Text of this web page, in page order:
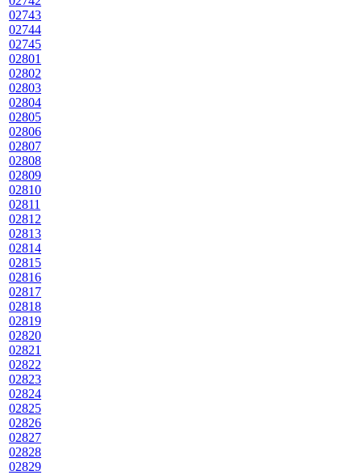
02743
02744
02745
02801
02802
02803
02804
02805
02806
02807
02808
02809
02810
02811
02812
02813
02814
02815
02816
02817
02818
02819
02820
02821
02822
02823
02824
02825
02826
02827
02828
02829